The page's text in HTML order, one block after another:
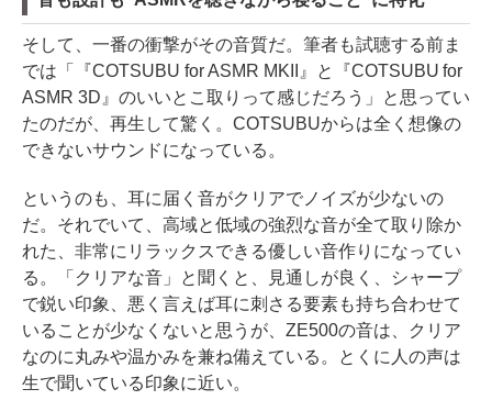
そして、一番の衝撃がその音質だ。筆者も試聴する前ま
では「『COTSUBU for ASMR MKII』と『COTSUBU for
ASMR 3D』のいいとこ取りって感じだろう」と思ってい
たのだが、再生して驚く。COTSUBUからは全く想像の
できないサウンドになっている。
というのも、耳に届く音がクリアでノイズが少ないの
だ。それでいて、高域と低域の強烈な音が全て取り除か
れた、非常にリラックスできる優しい音作りになってい
る。「クリアな音」と聞くと、見通しが良く、シャープ
で鋭い印象、悪く言えば耳に刺さる要素も持ち合わせて
いることが少なくないと思うが、ZE500の音は、クリア
なのに丸みや温かみを兼ね備えている。とくに人の声は
生で聞いている印象に近い。